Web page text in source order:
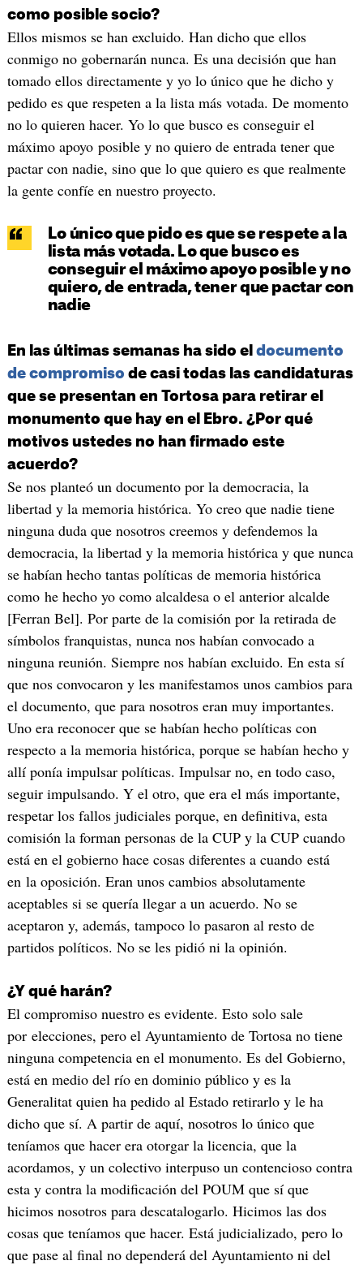
como posible socio?
Ellos mismos se han excluido. Han dicho que ellos
conmigo no gobernarán nunca. Es una decisión que han
tomado ellos directamente y yo lo único que he dicho y
pedido es que respeten a la lista más votada. De momento
no lo quieren hacer. Yo lo que busco es conseguir el
máximo apoyo posible y no quiero de entrada tener que
pactar con nadie, sino que lo que quiero es que realmente
la gente confíe en nuestro proyecto.
Lo único que pido es que se respete a la
lista más votada. Lo que busco es
conseguir el máximo apoyo posible y no
quiero, de entrada, tener que pactar con
nadie
En las últimas semanas ha sido el documento
de compromiso de casi todas las candidaturas
que se presentan en Tortosa para retirar el
monumento que hay en el Ebro. ¿Por qué
motivos ustedes no han firmado este
acuerdo?
Se nos planteó un documento por la democracia, la
libertad y la memoria histórica. Yo creo que nadie tiene
ninguna duda que nosotros creemos y defendemos la
democracia, la libertad y la memoria histórica y que nunca
se habían hecho tantas políticas de memoria histórica
como he hecho yo como alcaldesa o el anterior alcalde
[Ferran Bel]. Por parte de la comisión por la retirada de
símbolos franquistas, nunca nos habían convocado a
ninguna reunión. Siempre nos habían excluido. En esta sí
que nos convocaron y les manifestamos unos cambios para
el documento, que para nosotros eran muy importantes.
Uno era reconocer que se habían hecho políticas con
respecto a la memoria histórica, porque se habían hecho y
allí ponía impulsar políticas. Impulsar no, en todo caso,
seguir impulsando. Y el otro, que era el más importante,
respetar los fallos judiciales porque, en definitiva, esta
comisión la forman personas de la CUP y la CUP cuando
está en el gobierno hace cosas diferentes a cuando está
en la oposición. Eran unos cambios absolutamente
aceptables si se quería llegar a un acuerdo. No se
aceptaron y, además, tampoco lo pasaron al resto de
partidos políticos. No se les pidió ni la opinión.
¿Y qué harán?
El compromiso nuestro es evidente. Esto solo sale
por elecciones, pero el Ayuntamiento de Tortosa no tiene
ninguna competencia en el monumento. Es del Gobierno,
está en medio del río en dominio público y es la
Generalitat quien ha pedido al Estado retirarlo y le ha
dicho que sí. A partir de aquí, nosotros lo único que
teníamos que hacer era otorgar la licencia, que la
acordamos, y un colectivo interpuso un contencioso contra
esta y contra la modificación del POUM que sí que
hicimos nosotros para descatalogarlo. Hicimos las dos
cosas que teníamos que hacer. Está judicializado, pero lo
que pase al final no dependerá del Ayuntamiento ni del